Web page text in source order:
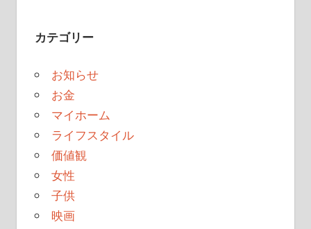
カテゴリー
お知らせ
お金
マイホーム
ライフスタイル
価値観
女性
子供
映画